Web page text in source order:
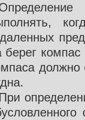
берег компас
должно
При